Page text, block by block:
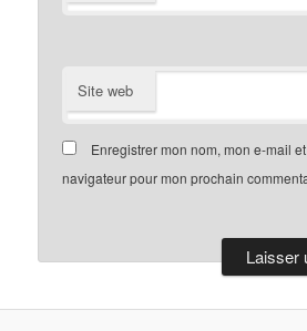
Site web
Enregistrer mon nom, mon e-mail
navigateur pour mon prochain